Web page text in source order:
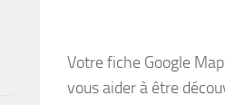
Votre fiche Google
vous aider à être